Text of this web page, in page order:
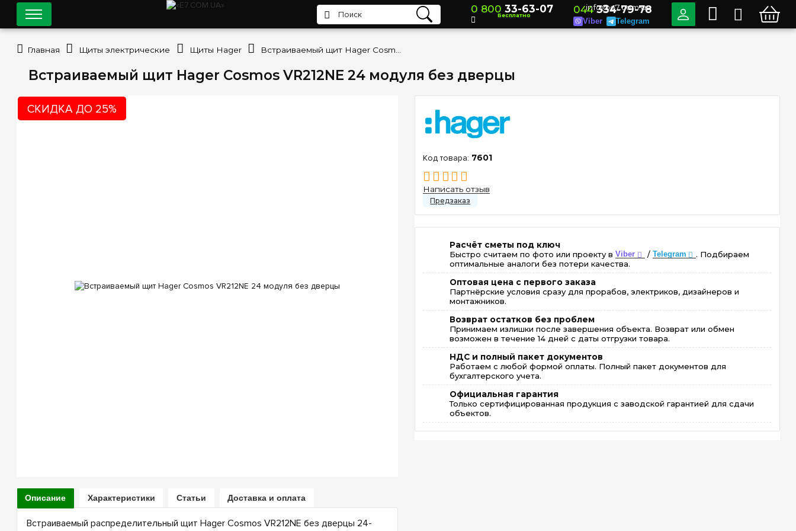
Встраиваемый щит Hager Cosmos VR212NE 24 модуля без дверцы
СКИДКА ДО 25%
7601
Написать отзыв
Расчёт сметы под ключ
Быстро считаем по фото или проекту вViber / Telegram
. Подбираем
оптимальные аналоги без потери качества.
Оптовая цена с первого заказа
Партнёрские условия сразу для прорабов, электриков, дизайнеров и
монтажников.
Возврат остатков без проблем
Принимаем излишки после завершения объекта. Возврат или обмен
возможен в течение 14 дней с даты отгрузки товара.
НДС и полный пакет документов
Работаем с любой формой оплаты. Полный пакет документов для
бухгалтерского учета.
Официальная гарантия
Только сертифицированная продукция с заводской гарантией для сдачи
объектов.
Описание Характеристики Статьи Доставка и оплата
Встраиваемый распределительный щит Hager Cosmos VR212NE без дверцы 24-
0 800 33-63-07
Бесплатно
info@e7.com.ua
044334-79-78
Viber Telegram
Главная Щиты электрические Щиты Hager